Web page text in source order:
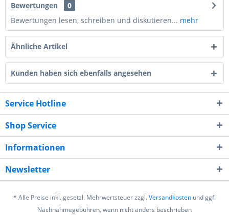
Bewertungen
0
Bewertungen lesen, schreiben und diskutieren... mehr
Ähnliche Artikel
Kunden haben sich ebenfalls angesehen
Service Hotline
Shop Service
Informationen
Newsletter
* Alle Preise inkl. gesetzl. Mehrwertsteuer zzgl.Versandkosten und ggf.
Nachnahmegebühren, wenn nicht anders beschrieben